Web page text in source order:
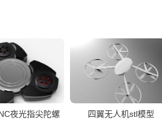
夜光指尖陀螺
四翼无人机stl模型